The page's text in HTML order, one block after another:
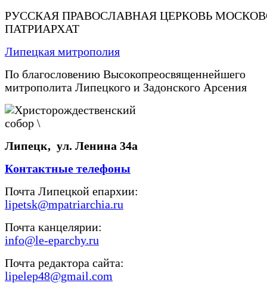
РУССКАЯ ПРАВОСЛАВНАЯ ЦЕРКОВЬ
ПАТРИАРХАТ
Липецкая митрополия
По благословению Высокопреосвященнейшего
митрополита Липецкого и Задонского Арсения
Липецк, ул. Ленина 34а
Контактные телефоны
Почта Липецкой епархии:
lipetsk@mpatriarchia.ru
Почта канцелярии:
info@le-eparchy.ru
Почта редактора сайта:
lipelep48@gmail.com